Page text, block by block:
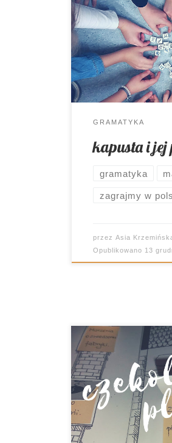
Przypadki
znowu! Owszem.
jakim stylu ?
GRAMATYKA
kapusta i
gramatyka
zagrajmy w
przezAsia
Opublikowano 13
Za oknem
jak na lekarstwo
rozpuszczają się w
ale za to
Idealny czas, by
fabrykę